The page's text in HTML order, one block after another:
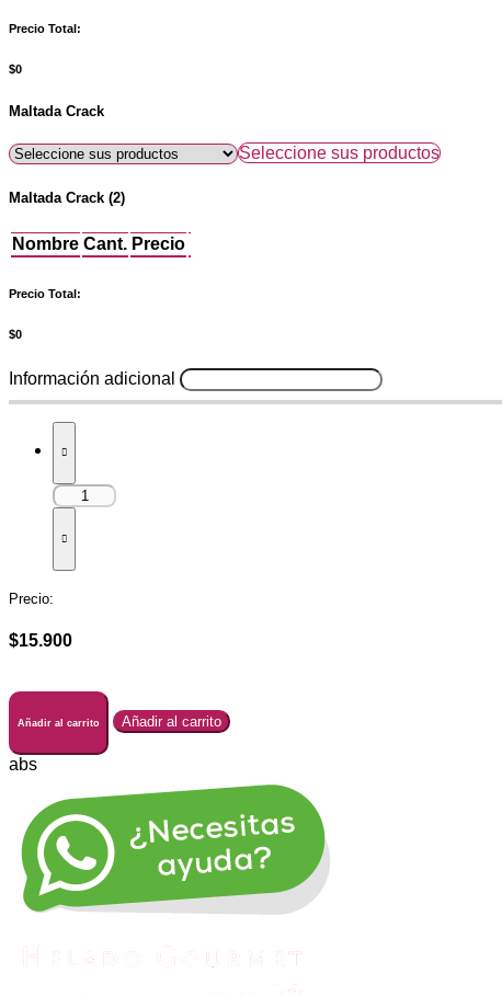
Precio Total:
$0
Maltada Crack
Seleccione sus productos
Maltada Crack (2)
Nombre Cant. Precio
Precio Total:
$0
Información adicional
Precio:
$15.900
Añadir al carrito Añadir al carrito
abs